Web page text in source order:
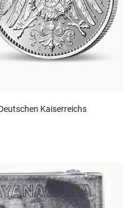
Kaiserreichs